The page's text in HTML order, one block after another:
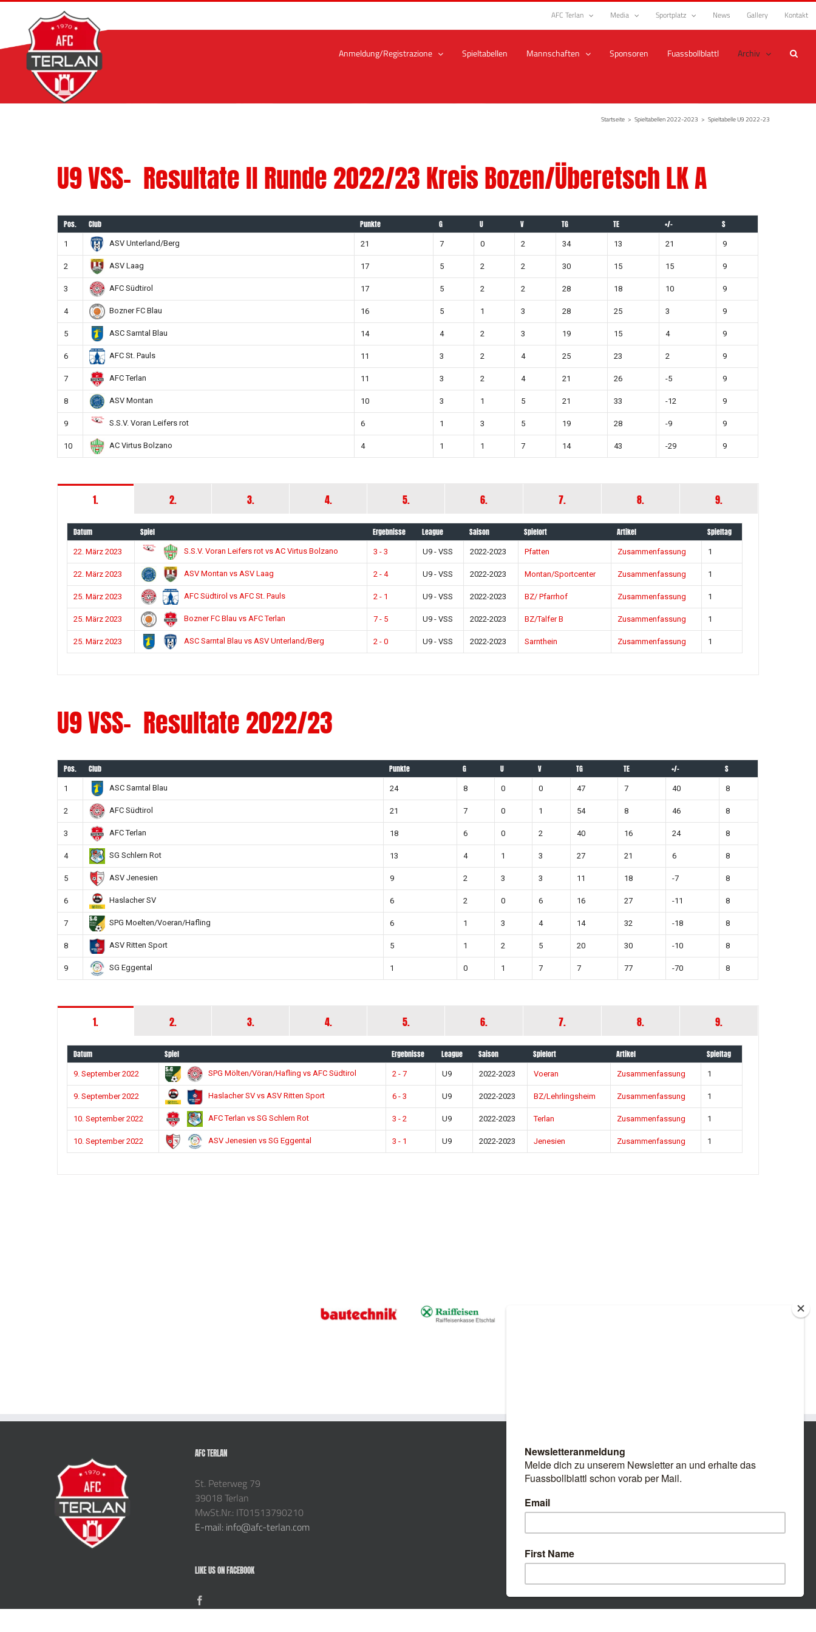
Zum
springen
AFC Terlan Media Sportplatz News Gallery Kontakt
Anmeldung/Registrazione Spieltabellen Mannschaften Sponsoren Fuassbollblattl Archiv
Startseite > Spieltabellen 2022-2023 > Spieltabelle U9 2022-23
U9 VSS- Resultate II Runde 2022/23 Kreis Bozen/Überetsch LK A
Pos. Club Punkte G U V TG TE +/- S
1 ASV Unterland/Berg 21 7 0 2 34 13 21 9
2 ASV Laag 17 5 2 2 30 15 15 9
3 AFC Südtirol 17 5 2 2 28 18 10 9
4 Bozner FC Blau 16 5 1 3 28 25 3 9
5 ASC Sarntal Blau 14 4 2 3 19 15 4 9
6 AFC St. Pauls 11 3 2 4 25 23 2 9
7 AFC Terlan 11 3 2 4 21 26 -5 9
8 ASV Montan 10 3 1 5 21 33 -12 9
9 S.S.V. Voran Leifers rot 6 1 3 5 19 28 -9 9
10 AC Virtus Bolzano 4 1 1 7 14 43 -29 9
1. 2. 3. 4. 5. 6. 7. 8. 9.
Datum Spiel Ergebnisse League Saison Spielort Artikel Spieltag
22. März 2023 S.S.V. Voran Leifers rot vs AC Virtus Bolzano 3 - 3 U9 - VSS 2022-2023 Pfatten Zusammenfassung 1
22. März 2023 ASV Montan vs ASV Laag 2 - 4 U9 - VSS 2022-2023 Montan/Sportcenter Zusammenfassung 1
25. März 2023 AFC Südtirol vs AFC St. Pauls 2 - 1 U9 - VSS 2022-2023 BZ/ Pfarrhof Zusammenfassung 1
25. März 2023 Bozner FC Blau vs AFC Terlan 7 - 5 U9 - VSS 2022-2023 BZ/Talfer B Zusammenfassung 1
25. März 2023 ASC Sarntal Blau vs ASV Unterland/Berg 2 - 0 U9 - VSS 2022-2023 Sarnthein Zusammenfassung 1
U9 VSS- Resultate 2022/23
Pos. Club Punkte G U V TG TE +/- S
1 ASC Sarntal Blau 24 8 0 0 47 7 40 8
2 AFC Südtirol 21 7 0 1 54 8 46 8
3 AFC Terlan 18 6 0 2 40 16 24 8
4 SG Schlern Rot 13 4 1 3 27 21 6 8
5 ASV Jenesien 9 2 3 3 11 18 -7 8
6 Haslacher SV 6 2 0 6 16 27 -11 8
7 SPG Moelten/Voeran/Hafling 6 1 3 4 14 32 -18 8
8 ASV Ritten Sport 5 1 2 5 20 30 -10 8
9 SG Eggental 1 0 1 7 7 77 -70 8
1. 2. 3. 4. 5. 6. 7. 8. 9.
Datum Spiel Ergebnisse League Saison Spielort Artikel Spieltag
9. September 2022 SPG Mölten/Vöran/Hafling vs AFC Südtirol 2 - 7 U9 2022-2023 Voeran Zusammenfassung 1
9. September 2022 Haslacher SV vs ASV Ritten Sport 6 - 3 U9 2022-2023 BZ/Lehrlingsheim Zusammenfassung 1
10. September 2022 AFC Terlan vs SG Schlern Rot 3 - 2 U9 2022-2023 Terlan Zusammenfassung 1
10. September 2022 ASV Jenesien vs SG Eggental 3 - 1 U9 2022-2023 Jenesien Zusammenfassung 1
AFC TERLAN
St. Peterweg 79
39018 Terlan
MwSt.Nr.: IT01513790210
E-mail: info@afc-terlan.com
LIKE US ON FACEBOOK